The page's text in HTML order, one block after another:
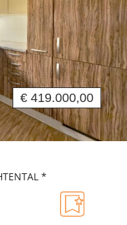
€ 419.000,00
*